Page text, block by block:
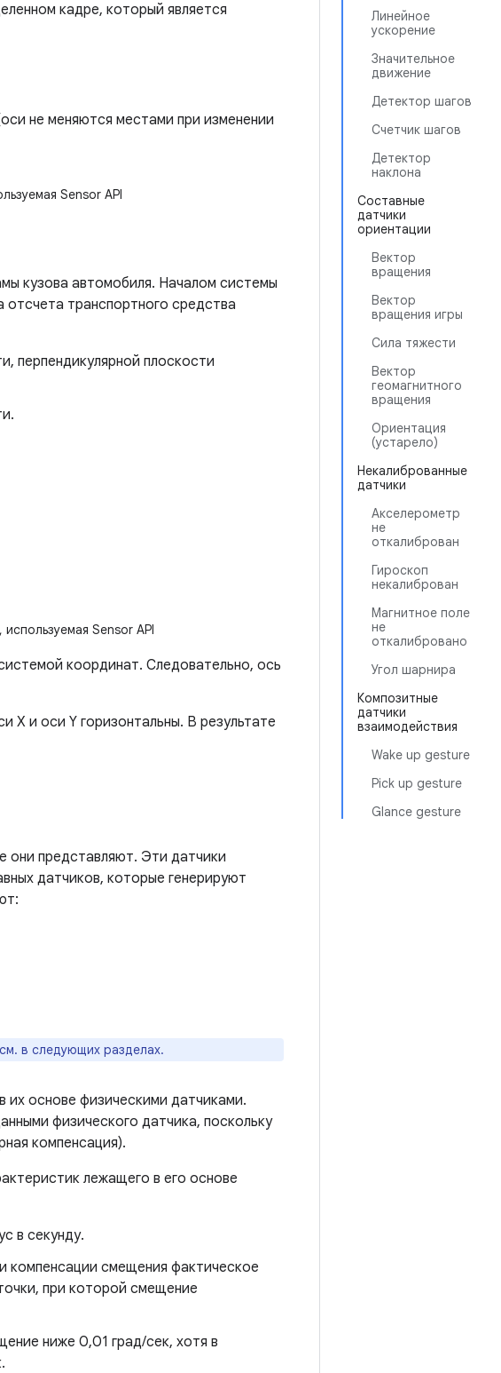
Линейное
ускорение
Значительное
движение
Детектор шагов
Счетчик шагов
Детектор
наклона
Составные
датчики
ориентации
Вектор
вращения
Вектор
вращения игры
Сила тяжести
Вектор
геомагнитного
вращения
Ориентация
(устарело)
Некалиброванные
датчики
Акселерометр
не
откалиброван
Гироскоп
некалиброван
Магнитное поле
не
откалибровано
Угол шарнира
Композитные
датчики
взаимодействия
Wake up gesture
Pick up gesture
Glance gesture
кадре, который является
не меняются местами при изменении
Sensor API
кузова автомобиля. Началом системы
транспортного средства
перпендикулярной плоскости
Sensor API
координат. Следовательно, ось
X и оси Y горизонтальны. В результате
они представляют. Эти датчики
датчиков, которые генерируют
в следующих разделах.
их основе физическими датчиками.
физического датчика, поскольку
компенсация).
лежащего в его основе
в секунду.
компенсации смещения фактическое
при которой смещение
ниже 0,01 град/сек, хотя в